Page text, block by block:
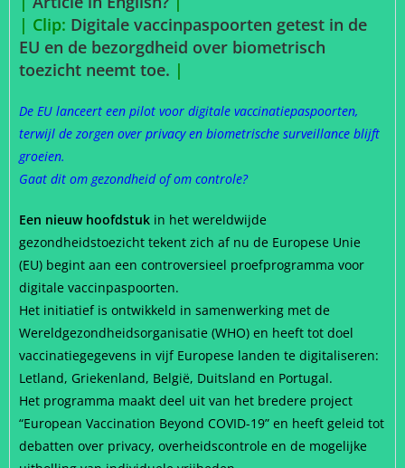
| Clip: Digitale vaccinpaspoorten getest in de
EU en de bezorgdheid over biometrisch
toezicht neemt toe. |
De EU lanceert een pilot voor digitale vaccinatiepaspoorten,
terwijl de zorgen over privacy en biometrische surveillance blijft
groeien.
Gaat dit om gezondheid of om controle?
Een nieuw hoofdstuk in het wereldwijde
gezondheidstoezicht tekent zich af nu de Europese Unie
(EU) begint aan een controversieel proefprogramma voor
digitale vaccinpaspoorten.
Het initiatief is ontwikkeld in samenwerking met de
Wereldgezondheidsorganisatie (WHO) en heeft tot doel
vaccinatiegegevens in vijf Europese landen te digitaliseren:
Letland, Griekenland, België, Duitsland en Portugal.
Het programma maakt deel uit van het bredere project
“European Vaccination Beyond COVID-19” en heeft geleid tot
debatten over privacy, overheidscontrole en de mogelijke